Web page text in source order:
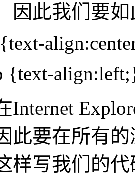
因此我们要
此要在所有
样写我们的代